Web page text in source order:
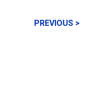
PREVIOUS >